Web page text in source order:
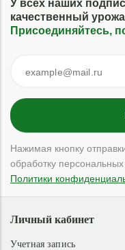
У всех наших
качественный
Присоединяйтесь,
Нажимая кнопку
обработку
Политики
Личный кабинет
Учетная запись